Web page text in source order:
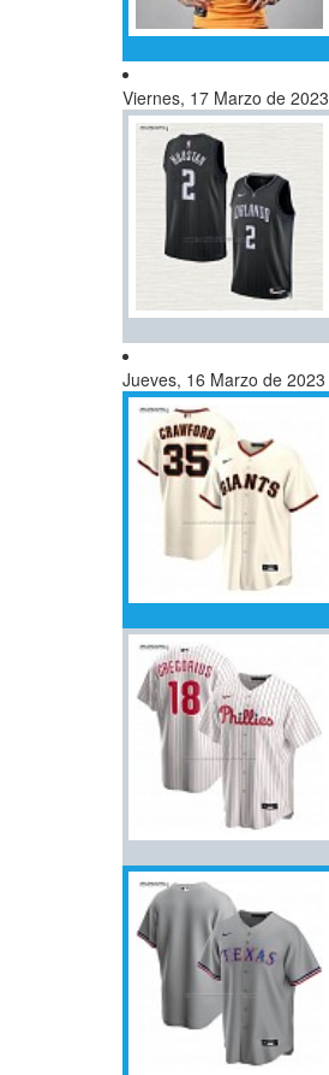
Viernes, 17 Marzo de 2023
Jueves, 16 Marzo de 2023